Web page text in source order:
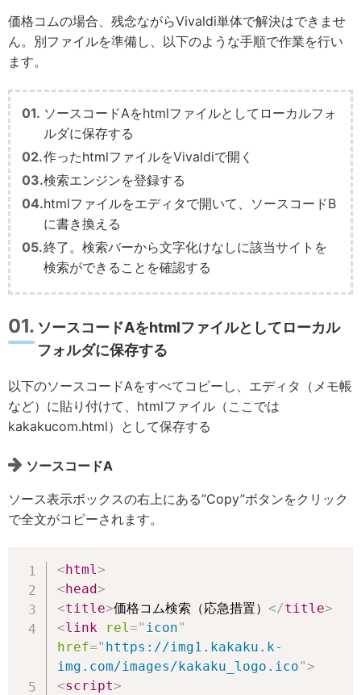
価格コムの場合、残念ながらVivaldi単体で解決はできませ
ん。別ファイルを準備し、以下のような手順で作業を行い
ます。
ソースコードAをhtmlファイルとしてローカルフォ
ルダに保存する
作ったhtmlファイルをVivaldiで開く
検索エンジンを登録する
htmlファイルをエディタで開いて、ソースコードB
に書き換える
終了。検索バーから文字化けなしに該当サイトを
検索ができることを確認する
ソースコードAをhtmlファイルとしてローカル
フォルダに保存する
以下のソースコードAをすべてコピーし、エディタ（メモ帳
など）に貼り付けて、htmlファイル（ここでは
kakakucom.html）として保存する
ソースコードA
ソース表示ボックスの右上にある”Copy”ボタンをクリック
で全文がコピーされます。
< html>
< head>
<title>価格コム検索（応急措置） </title>
<link rel=" icon"
href=" https://img1.kakaku.k-
img.com/images/kakaku_logo.ico">
<script>